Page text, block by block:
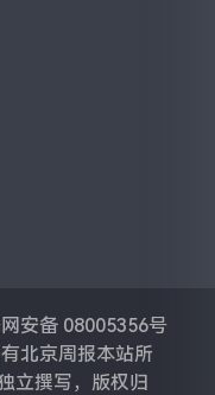
安备 08005356号
北京周报本站所
立撰写，版权归